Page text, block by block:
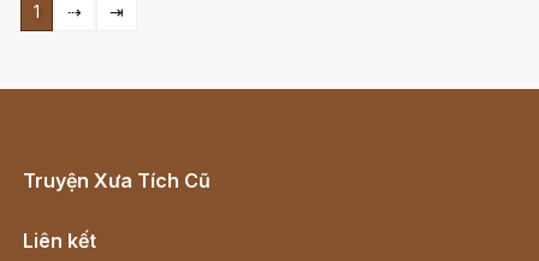
1 ⇢ ⇥
Truyện Xưa Tích Cũ
Liên kết